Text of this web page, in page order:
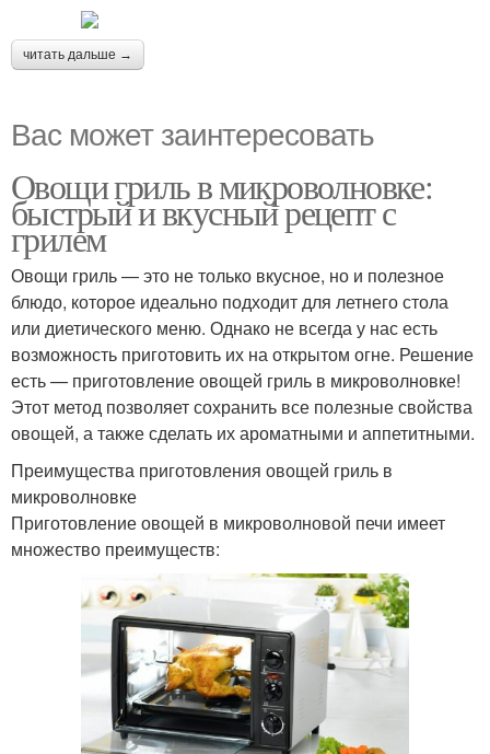
читать дальше →
Вас может заинтересовать
Овощи гриль в микроволновке:
быстрый и вкусный рецепт с
грилем
Овощи гриль — это не только вкусное, но и полезное
блюдо, которое идеально подходит для летнего стола
или диетического меню. Однако не всегда у нас есть
возможность приготовить их на открытом огне. Решение
есть — приготовление овощей гриль в микроволновке!
Этот метод позволяет сохранить все полезные свойства
овощей, а также сделать их ароматными и аппетитными.
Преимущества приготовления овощей гриль в
микроволновке
Приготовление овощей в микроволновой печи имеет
множество преимуществ: